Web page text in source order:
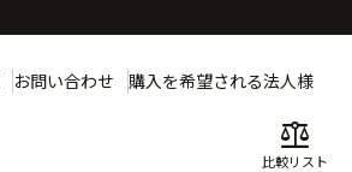
お問い合わせ 購入を希望される法人様
balance
比較リスト